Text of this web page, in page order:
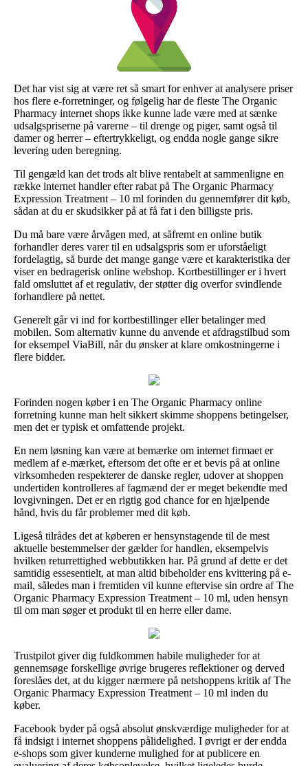
Det har vist sig at være ret så smart for enhver at analysere priser
hos flere e-forretninger, og følgelig har de fleste The Organic
Pharmacy internet shops ikke kunne lade være med at sænke
udsalgspriserne på varerne – til drenge og piger, samt også til
damer og herrer – eftertrykkeligt, og endda nogle gange sikre
levering uden beregning.
Til gengæld kan det trods alt blive rentabelt at sammenligne en
række internet handler efter rabat på The Organic Pharmacy
Expression Treatment – 10 ml forinden du gennemfører dit køb,
sådan at du er skudsikker på at få fat i den billigste pris.
Du må bare være årvågen med, at såfremt en online butik
forhandler deres varer til en udsalgspris som er uforståeligt
fordelagtig, så burde det mange gange være et karakteristika der
viser en bedragerisk online webshop. Kortbestillinger er i hvert
fald omsluttet af et regulativ, der støtter dig overfor svindlende
forhandlere på nettet.
Generelt går vi ind for kortbestillinger eller betalinger med
mobilen. Som alternativ kunne du anvende et afdragstilbud som
for eksempel ViaBill, når du ønsker at klare omkostningerne i
flere bidder.
Forinden nogen køber i en The Organic Pharmacy online
forretning kunne man helt sikkert skimme shoppens betingelser,
men det er typisk et omfattende projekt.
En nem løsning kan være at bemærke om internet firmaet er
medlem af e-mærket, eftersom det ofte er et bevis på at online
virksomheden respekterer de danske regler, udover at shoppen
undertiden kontrolleres af fagmænd der er meget bekendte med
lovgivningen. Det er en rigtig god chance for en hjælpende
hånd, hvis du får problemer med dit køb.
Ligeså tilrådes det at køberen er hensynstagende til de mest
aktuelle bestemmelser der gælder for handlen, eksempelvis
hvilken returrettighed webbutikken har. På grund af dette er det
samtidig essesentielt, at man altid bibeholder ens kvittering på e-
mail, således man i fremtiden vil kunne eftervise sin ordre af The
Organic Pharmacy Expression Treatment – 10 ml, uden hensyn
til om man søger et produkt til en herre eller dame.
Trustpilot giver dig fuldkommen habile muligheder for at
gennemsøge forskellige øvrige brugeres reflektioner og derved
foreslåes det, at du kigger nærmere på netshoppens kritik af The
Organic Pharmacy Expression Treatment – 10 ml inden du
køber.
Facebook byder på også absolut ønskværdige muligheder for at
få indsigt i internet shoppens pålidelighed. I øvrigt er der endda
e-shops som giver kunderne mulighed for at publicere en